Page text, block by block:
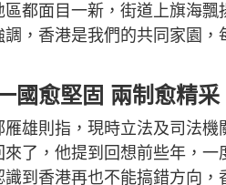
區都面目一新，街道上旗海
，香港是我們的共同家園，
國愈堅固 兩制愈精采
雁雄則指，現時立法及司法
來了，他提到回想前些年，
識到香港再也不能搞錯方向